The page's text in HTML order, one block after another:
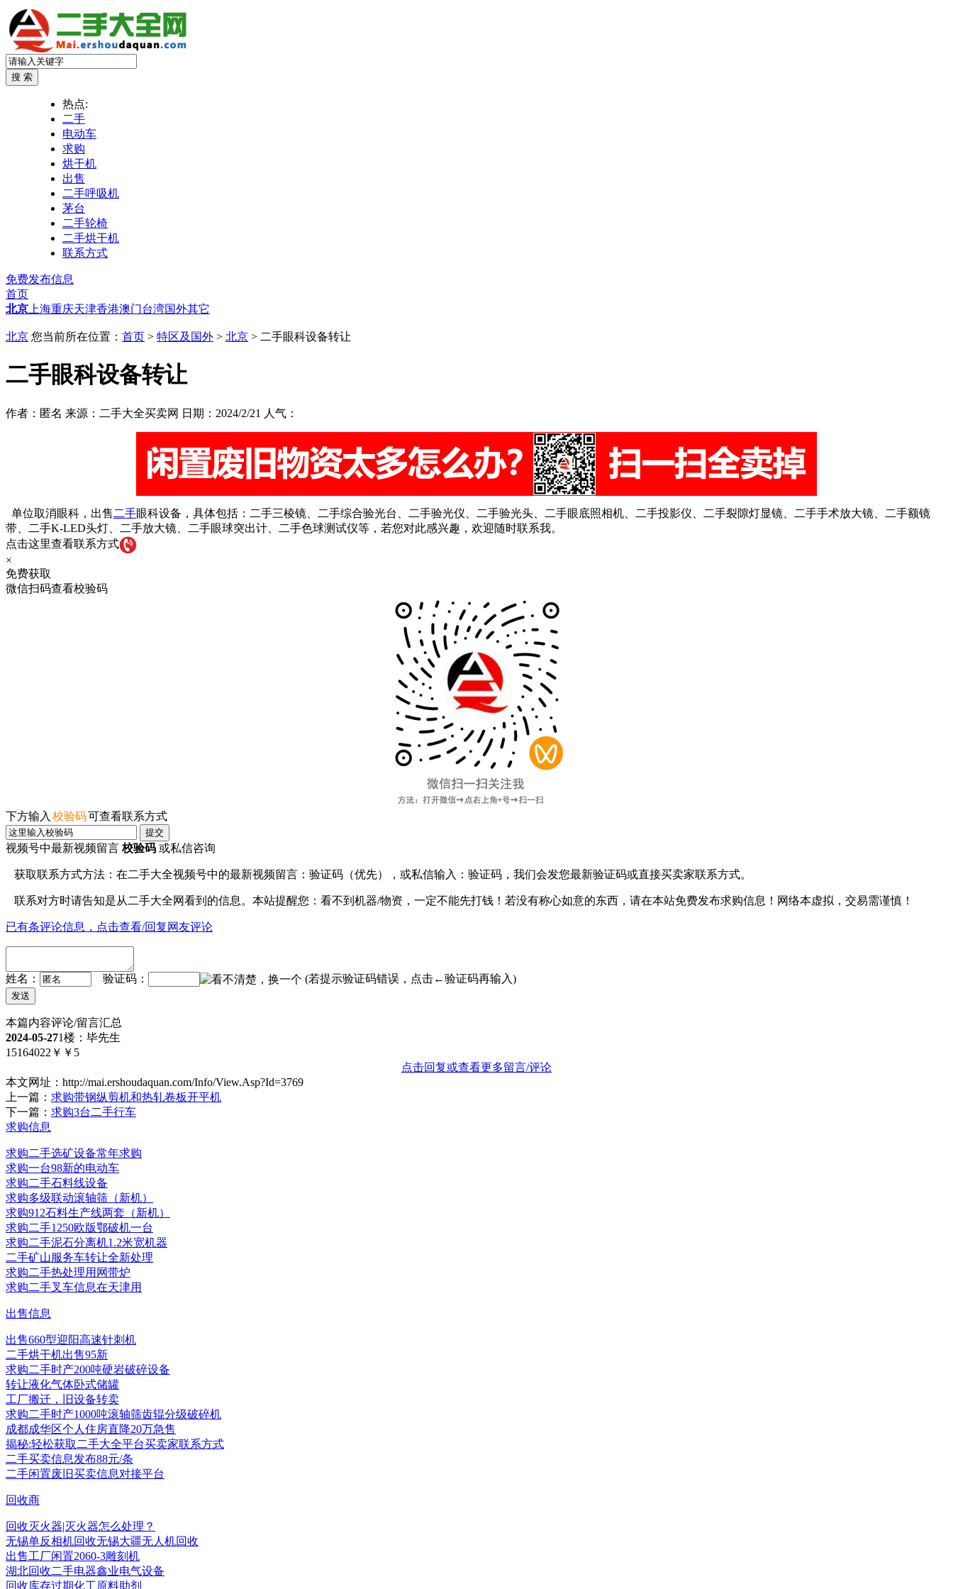
热点:
二手
电动车
求购
烘干机
出售
二手呼吸机
茅台
二手轮椅
二手烘干机
联系方式
免费发布信息
首页
北京 上海重庆天津香港澳门台湾国外其它
北京 您当前所在位置： 首页 > 特区及国外 > 北京 > 二手眼科设备转让
二手眼科设备转让
作者：匿名 来源：二手大全买卖网 日期：2024/2/21 人气：
单位取消眼科，出售 二手眼科设备，具体包括：二手三棱镜、二手综合验光台、二手验光仪、二手验光头、二手眼底照相机、二手投影仪、二手裂隙灯显镜、二手手术放大镜、二手额镜
带、二手K-LED头灯、二手放大镜、二手眼球突出计、二手色球测试仪等，若您对此感兴趣，欢迎随时联系我。
点击这里查看联系方式
×
免费获取
微信扫码查看校验码
下方输入 校验码可查看联系方式
提交
视频号中最新视频留言 校验码 或私信咨询
获取联系方式方法：在二手大全视频号中的最新视频留言： 验证码 （优先），或私信输入：验证码，我们会发您最新验证码或直接买卖家联系方式。
联系对方时请告知是从 二手大全网看到的信息。本站提醒您： 看不到机器/物资，一定不能先打钱！ 若没有称心如意的东西，请在本站免费发布求购信息！ 网络本虚拟，交易需谨慎！
已有条评论信息，点击查看/回复网友评论
姓名： 验证码： (若提示验证码错误，点击←验证码再输入)
本篇内容评论/留言汇总
2024-05-271楼：毕先生
15164022￥￥5
点击回复或查看更多留言/评论
本文网址： http://mai.ershoudaquan.com/Info/View.Asp?Id=3769
上一篇： 求购带钢纵剪机和热轧卷板开平机
下一篇： 求购3台二手行车
求购信息
求购二手选矿设备常年求购
求购一台98新的电动车
求购二手石料线设备
求购多级联动滚轴筛（新机）
求购912石料生产线两套（新机）
求购二手1250欧版鄂破机一台
求购二手泥石分离机1.2米宽机器
二手矿山服务车转让全新处理
求购二手热处理用网带炉
求购二手叉车信息在天津用
出售信息
出售660型迎阳高速针刺机
二手烘干机出售95新
求购二手时产200吨硬岩破碎设备
转让液化气体卧式储罐
工厂搬迁，旧设备转卖
求购二手时产1000吨滚轴筛齿辊分级破碎机
成都成华区个人住房直降20万急售
揭秘:轻松获取二手大全平台买卖家联系方式
二手买卖信息发布88元/条
二手闲置废旧买卖信息对接平台
回收商
回收灭火器|灭火器怎么处理？
无锡单反相机回收无锡大疆无人机回收
出售工厂闲置2060-3雕刻机
湖北回收二手电器鑫业电气设备
回收库存过期化工原料助剂